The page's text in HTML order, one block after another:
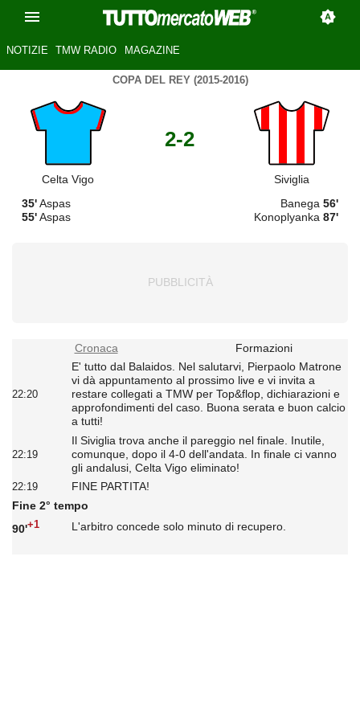
NOTIZIE TMW RADIO MAGAZINE
COPA DEL REY (2015-2016)
Celta Vigo
2-2
Siviglia
35'Aspas
55'Aspas
Banega 56'
Konoplyanka 87'
Cronaca Formazioni
22:20
E' tutto dal Balaidos. Nel salutarvi, Pierpaolo Matrone
vi dà appuntamento al prossimo live e vi invita a
restare collegati a TMW per Top&flop, dichiarazioni e
approfondimenti del caso. Buona serata e buon calcio
a tutti!
22:19
Il Siviglia trova anche il pareggio nel finale. Inutile,
comunque, dopo il 4-0 dell'andata. In finale ci vanno
gli andalusi, Celta Vigo eliminato!
22:19
FINE PARTITA!
Fine 2° tempo
90'+1 L'arbitro concede solo minuto di recupero.